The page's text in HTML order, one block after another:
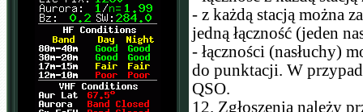
- z każdą stacją można
jedną łączność (jeden
- łączności (nasłuchy)
do punktacji. W
QSO.
12. Zgłoszenia należy